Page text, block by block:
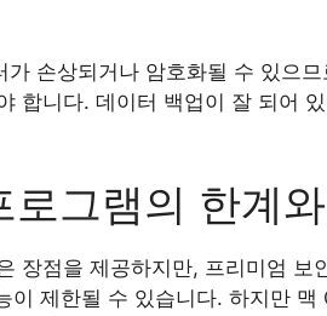
손상되거나 암호화될 수 있으
합니다. 데이터 백업이 잘 되어
그램의 한계
장점을 제공하지만, 프리미엄 보
제한될 수 있습니다. 하지만 맥